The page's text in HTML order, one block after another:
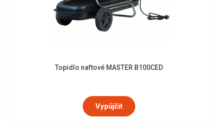
Topidlo naftové MASTER B100CED
Vypůjčit